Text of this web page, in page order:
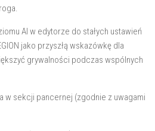
AI w edytorze do stałych ustawień
jako przyszłą wskazówkę dla
grywalności podczas wspólnych
w sekcji pancernej (zgodnie z uwagami